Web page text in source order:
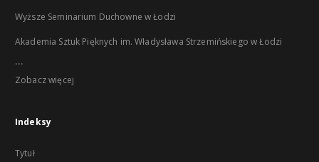
Wyższe Seminarium Duchowne w Łodzi
Akademia Sztuk Pięknych im. Władysława Strzemińskiego w Łodzi
...
Zobacz więcej
Indeksy
Tytuł